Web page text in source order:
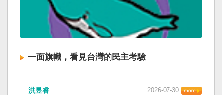
一面旗幟，看見台灣的民主考驗
洪昱睿 2026-07-30